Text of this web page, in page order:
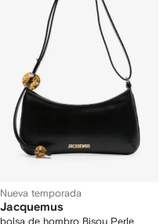
Nueva temporada
Jacquemus
bolsa de hombro Bisou Perle